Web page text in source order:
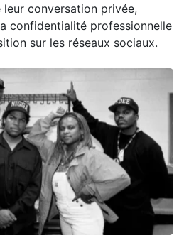
conversation privée,
confidentialité professionnelle
sur les réseaux sociaux.